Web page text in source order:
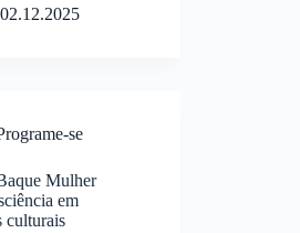
02.12.2025
se
Mulher
em
culturais